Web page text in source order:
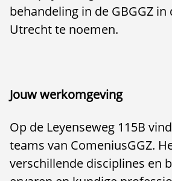
behandeling in de GBGGZ
Utrecht te noemen.
Jouw werkomgeving
Op de Leyenseweg 115B
teams van ComeniusGGZ.
verschillende disciplines en